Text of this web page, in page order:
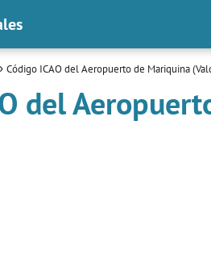
Código ICAO del Aeropuerto de Mariquina
del